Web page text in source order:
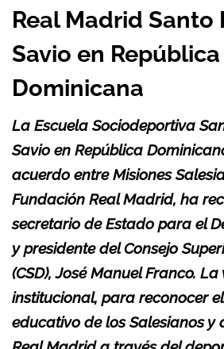
Real Madrid Santo
Savio en República
Dominicana
La Escuela Sociodeportiva
Savio en República
acuerdo entre Misiones
Fundación Real Madrid, ha
secretario de Estado para el
y presidente del Consejo
(CSD), José Manuel Franco. La
institucional, para reconocer
educativo de los Salesianos y